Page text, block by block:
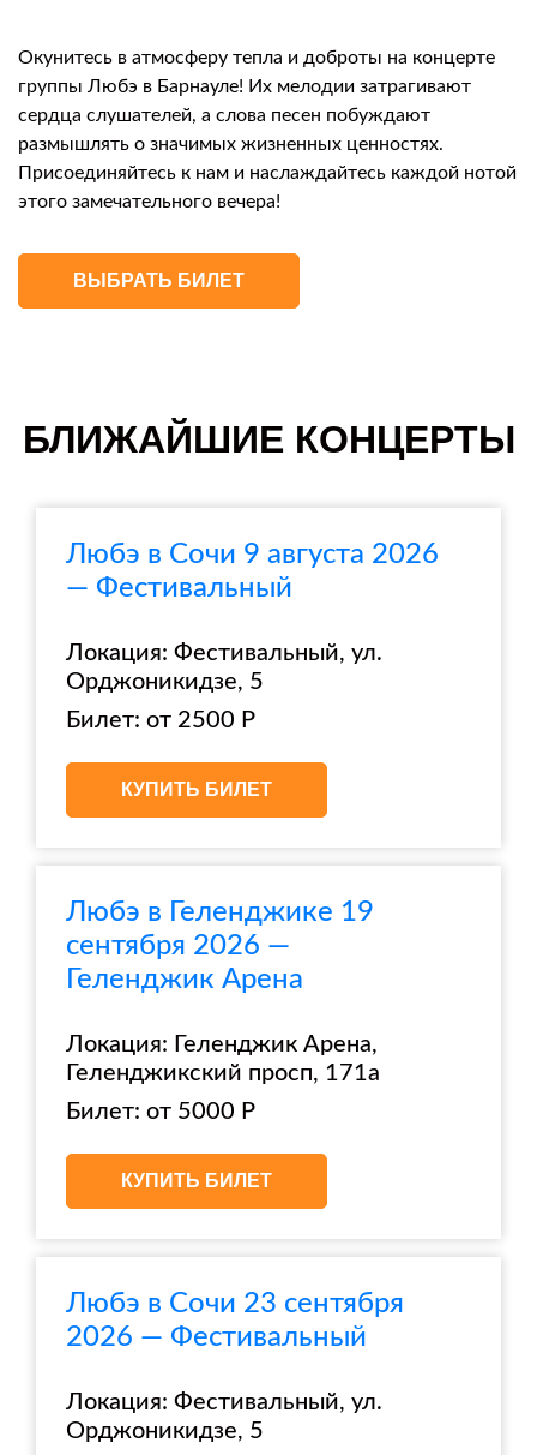
Окунитесь в атмосферу тепла и доброты на концерте
группы Любэ в Барнауле! Их мелодии затрагивают
сердца слушателей, а слова песен побуждают
размышлять о значимых жизненных ценностях.
Присоединяйтесь к нам и наслаждайтесь каждой нотой
этого замечательного вечера!
ВЫБРАТЬ БИЛЕТ
БЛИЖАЙШИЕ КОНЦЕРТЫ
Любэ в Сочи 9 августа 2026
— Фестивальный
Локация: Фестивальный, ул.
Орджоникидзе, 5
Билет: от 2500 Р
КУПИТЬ БИЛЕТ
Любэ в Геленджике 19
сентября 2026 —
Геленджик Арена
Локация: Геленджик Арена,
Геленджикский просп, 171а
Билет: от 5000 Р
КУПИТЬ БИЛЕТ
Любэ в Сочи 23 сентября
2026 — Фестивальный
Локация: Фестивальный, ул.
Орджоникидзе, 5